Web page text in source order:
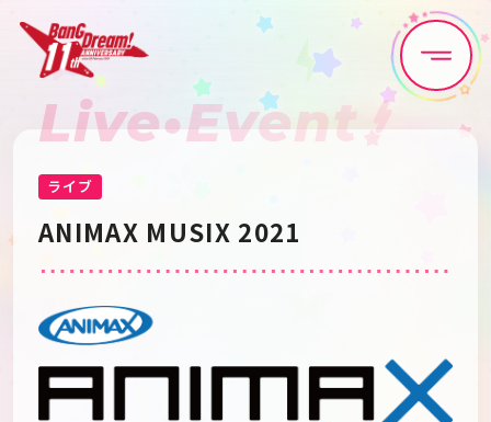
Home News
Live•Event
Game
Schedule About
Live•Event
ライブ
ANIMAX MUSIX 2021